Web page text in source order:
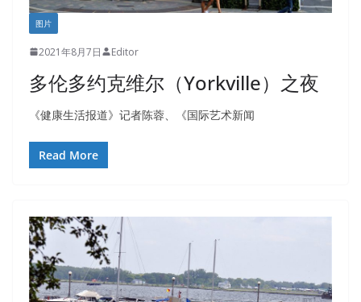
图片
2021年8月7日 Editor
多伦多约克维尔（Yorkville）之夜
《健康生活报道》记者陈蓉、《国际艺术新闻
Read More